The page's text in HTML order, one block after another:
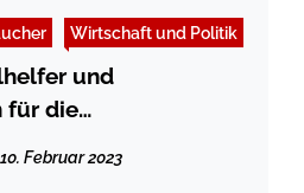
Wirtschaft und Politik
für die
10. Februar 2023